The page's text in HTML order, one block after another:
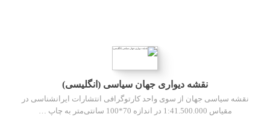
نقشه دیواری جهان سیاسی (انگلیسی)
نقشه سیاسی جهان از سوی واحد کارتوگرافی انتشارات ایرانشناسی در
مقیاس 1:41.500.000 در اندازه 70*100 سانتی‌متر به چاپ …